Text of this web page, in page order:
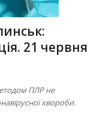
21 червня
ПЛР не
хвороби.